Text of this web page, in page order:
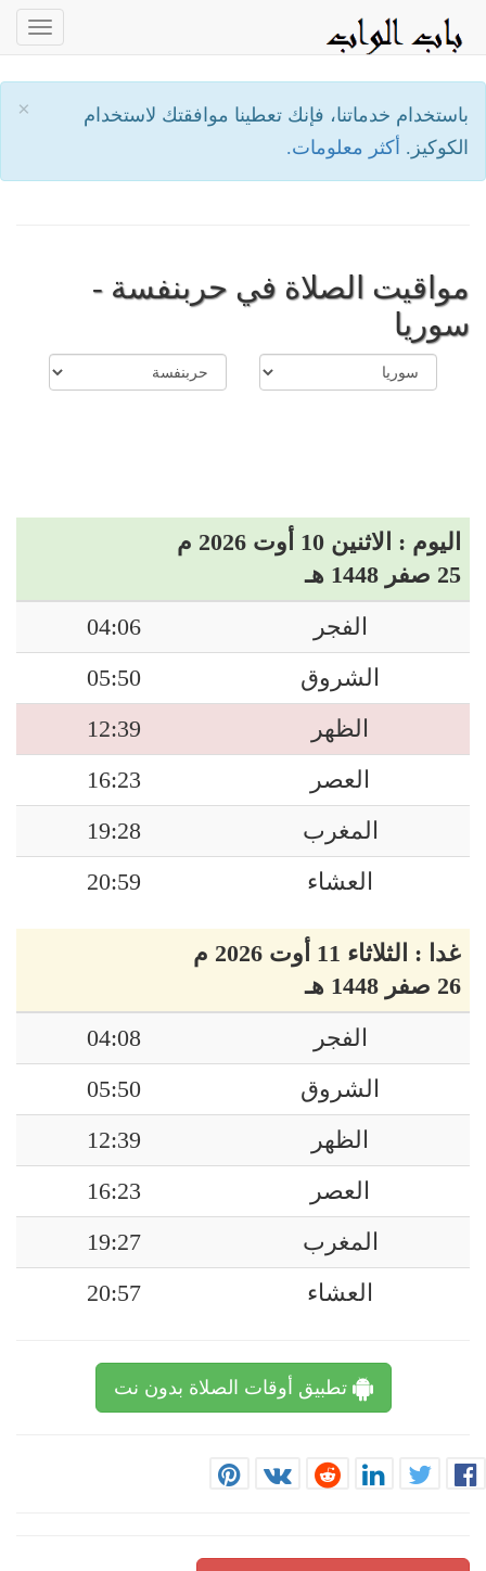
×
باستخدام خدماتنا، فإنك تعطينا موافقتك لاستخدام
الكوكيز. أكثر معلومات.
مواقيت الصلاة في حربنفسة -
سوريا
اليوم : الاثنين 10 أوت 2026 م
25 صفر 1448 هـ
الفجر
04:06
الشروق
05:50
الظهر
12:39
العصر
16:23
المغرب
19:28
العشاء
20:59
غدا : الثلاثاء 11 أوت 2026 م
26 صفر 1448 هـ
الفجر
04:08
الشروق
05:50
الظهر
12:39
العصر
16:23
المغرب
19:27
العشاء
20:57
تطبيق أوقات الصلاة بدون نت